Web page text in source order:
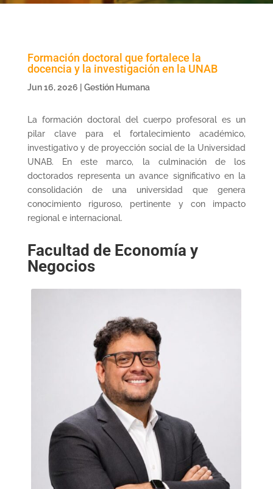
Formación doctoral que fortalece la
docencia y la investigación en la UNAB
Jun 16, 2026 Gestión Humana
La formación doctoral del cuerpo profesoral es un
pilar clave para el fortalecimiento académico,
investigativo y de proyección social de la Universidad
UNAB. En este marco, la culminación de los
doctorados representa un avance significativo en la
consolidación de una universidad que genera
conocimiento riguroso, pertinente y con impacto
regional e internacional.
Facultad de Economía y
Negocios